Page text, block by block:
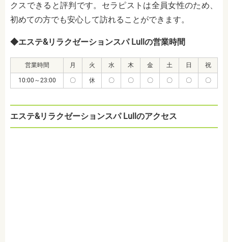
クスできると評判です。セラピストは全員女性のため、
初めての方でも安心して訪れることができます。
◆エステ&リラクゼーションスパ Lullの営業時間
営業時間 月 火 水 木 金 土 日 祝
10:00～23:00 〇 休 〇 〇 〇 〇 〇 〇
エステ&リラクゼーションスパ Lullのアクセス